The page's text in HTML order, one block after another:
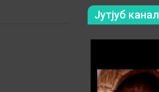
Јутјуб канал